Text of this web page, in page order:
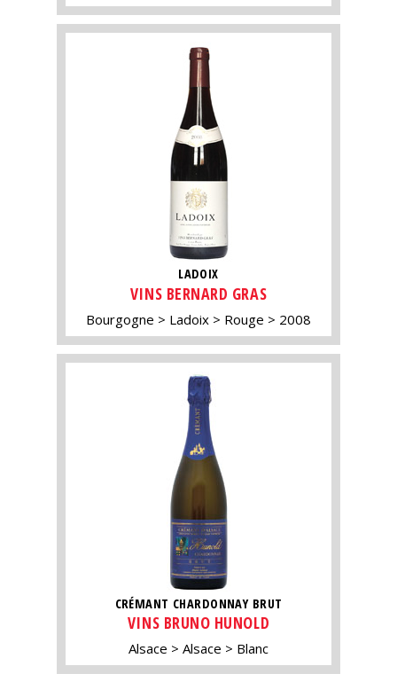
LADOIX
VINS BERNARD GRAS
Bourgogne Ladoix Rouge 2008
CRÉMANT CHARDONNAY BRUT
VINS BRUNO HUNOLD
Alsace Alsace Blanc